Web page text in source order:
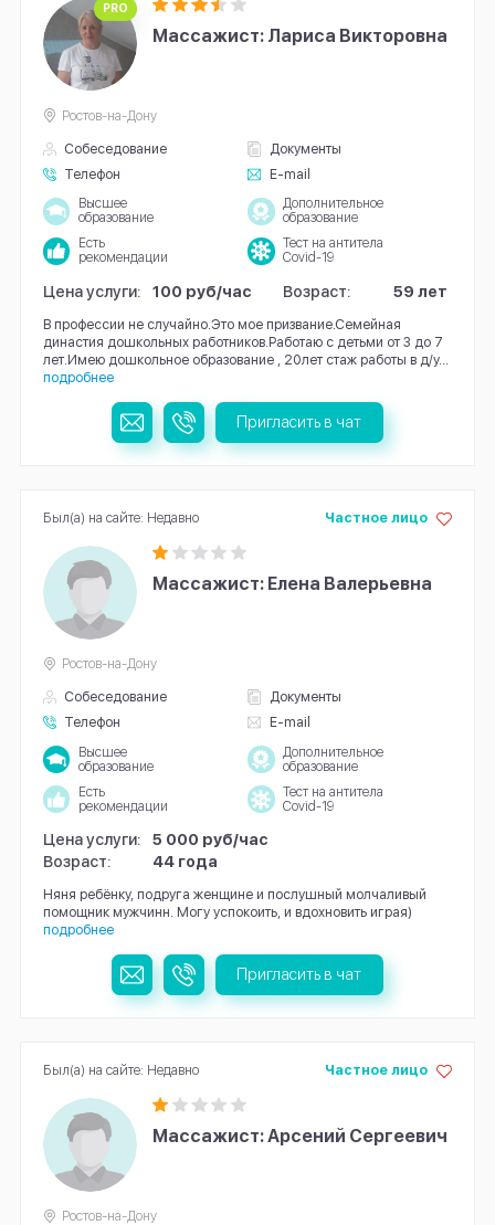
PRO
Массажист: Лариса Викторовна
Собеседование
Документы
Телефон
E-mail
Ростов-на-Дону
Высшее
образование
Дополнительное
образование
Есть
рекомендации
Тест на антитела
Covid-19
Цена услуги: 100 руб/час Возраст: 59 лет
В профессии не случайно.Это мое призвание.Семейная
династия дошкольных работников.Работаю с детьми от 3 до 7
лет.Имею дошкольное образование , 20лет стаж работы в д/у...
подробнее
Пригласить в чат
Массажист: Елена Валерьевна
Собеседование
Документы
Телефон
E-mail
Частное лицо
Ростов-на-Дону
Высшее
образование
Дополнительное
образование
Есть
рекомендации
Тест на антитела
Covid-19
Цена услуги:
5 000 руб/час
Возраст:
44 года
Няня ребёнку, подруга женщине и послушный молчаливый
помощник мужчинн. Могу успокоить, и вдохновить играя)
подробнее
Был(а) на сайте: Недавно
Пригласить в чат
Массажист: Арсений Сергеевич
Частное лицо
Ростов-на-Дону
Был(а) на сайте: Недавно